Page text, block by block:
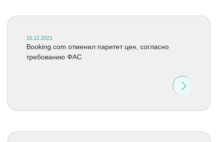
15.12.2021
Booking.com отменил паритет цен, согласно
требованию ФАС